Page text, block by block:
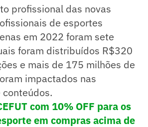
profissional das novas
de esportes
em 2022 foram sete
foram distribuídos R$320
e mais de 175 milhões de
impactados nas
com 10% OFF para os
em compras acima de